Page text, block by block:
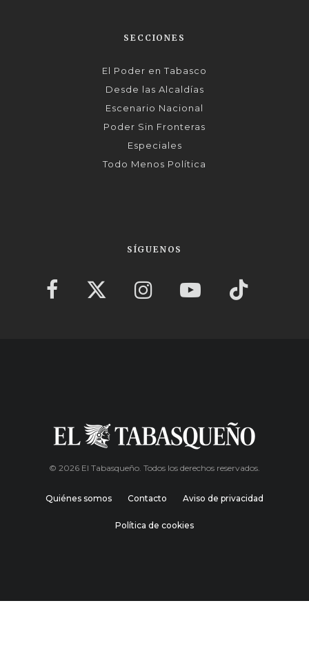
SECCIONES
El Poder en Tabasco
Desde las Alcaldías
Escenario Nacional
Poder Sin Fronteras
Especiales
Todo Menos Política
SÍGUENOS
© 2026 El Tabasqueño. Todos los derechos reservados.
Quiénes somos Contacto Aviso de privacidad
Política de cookies